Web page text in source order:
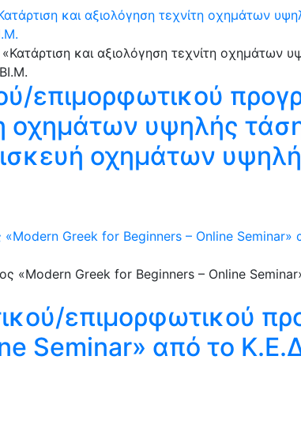
και αξιολόγηση τεχνίτη οχημάτων
επιμορφωτικού
οχημάτων υψηλής
οχημάτων
Greek for Beginners – Online Seminar»
επιμορφωτικού
Seminar» από το